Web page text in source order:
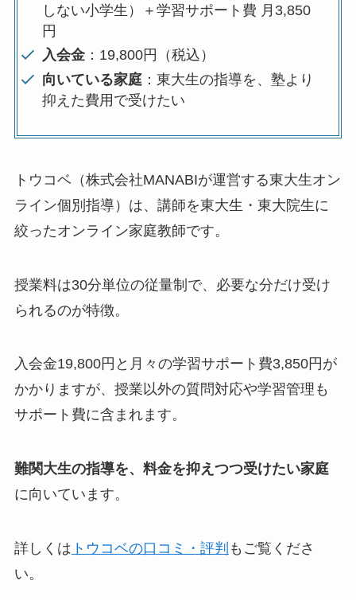
しない小学生）＋学習サポート費 月3,850
円
入会金 ：19,800円（税込）
向いている家庭 ：東大生の指導を、塾より
抑えた費用で受けたい
トウコベ（株式会社MANABIが運営する東大生オン
ライン個別指導）は、講師を東大生・東大院生に
絞ったオンライン家庭教師です。
授業料は30分単位の従量制で、必要な分だけ受け
られるのが特徴。
入会金19,800円と月々の学習サポート費3,850円が
かかりますが、授業以外の質問対応や学習管理も
サポート費に含まれます。
難関大生の指導を、料金を抑えつつ受けたい家庭
に向いています。
詳しくは トウコベの口コミ・評判 もご覧くださ
い。